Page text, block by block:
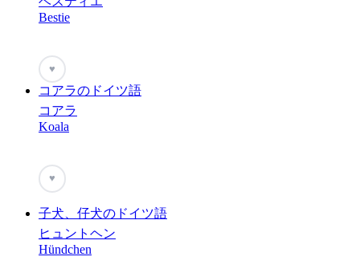
Bestie
♥
コアラのドイツ語
コアラ
Koala
♥
子犬、仔犬のドイツ語
ヒュントヘン
Hündchen